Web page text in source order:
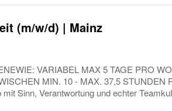
(m/w/d) | Mainz
VARIABEL MAX 5 TAGE PRO
MIN. 10 - MAX. 37,5 STUNDEN
Sinn, Verantwortung und echter